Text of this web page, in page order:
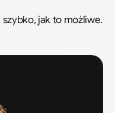
jak to możliwe.